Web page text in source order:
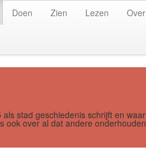
Doen Zien Lezen
stad geschiedenis schrijft en
ook over al dat andere